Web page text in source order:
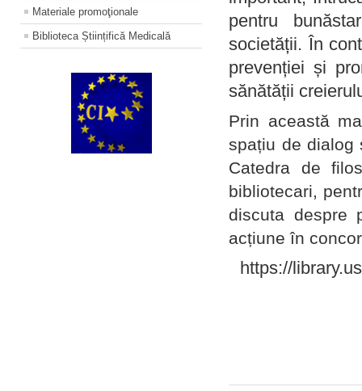
Materiale promoţionale
Biblioteca Științifică Medicală
pentru
societății. În
prevenției și
sănătății
Prin această
spațiu de dialog
Catedra de
bibliotecari,
discuta despre
acțiune în
https://